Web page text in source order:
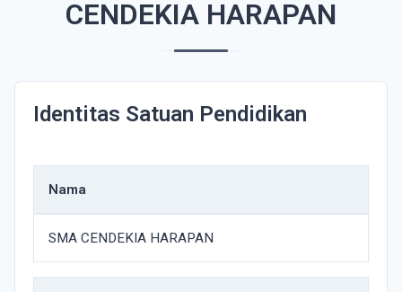
CENDEKIA HARAPAN
Identitas Satuan Pendidikan
Nama
SMA CENDEKIA HARAPAN